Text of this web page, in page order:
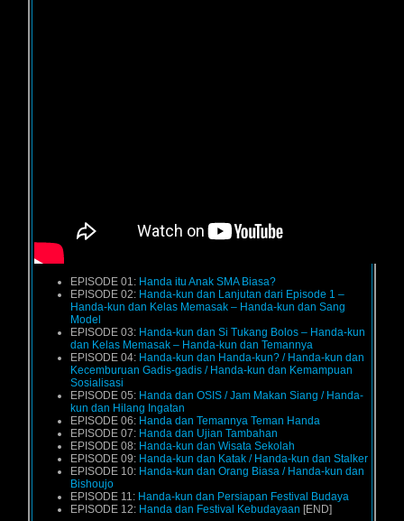
EPISODE 01: Handa itu Anak SMA Biasa?
EPISODE 02: Handa-kun dan Lanjutan dari Episode 1 –
Handa-kun dan Kelas Memasak – Handa-kun dan Sang
Model
EPISODE 03: Handa-kun dan Si Tukang Bolos – Handa-kun
dan Kelas Memasak – Handa-kun dan Temannya
EPISODE 04: Handa-kun dan Handa-kun? / Handa-kun dan
Kecemburuan Gadis-gadis / Handa-kun dan Kemampuan
Sosialisasi
EPISODE 05: Handa dan OSIS / Jam Makan Siang / Handa-
kun dan Hilang Ingatan
EPISODE 06: Handa dan Temannya Teman Handa
EPISODE 07: Handa dan Ujian Tambahan
EPISODE 08: Handa-kun dan Wisata Sekolah
EPISODE 09: Handa-kun dan Katak / Handa-kun dan Stalker
EPISODE 10: Handa-kun dan Orang Biasa / Handa-kun dan
Bishoujo
EPISODE 11: Handa-kun dan Persiapan Festival Budaya
EPISODE 12: Handa dan Festival Kebudayaan [END]